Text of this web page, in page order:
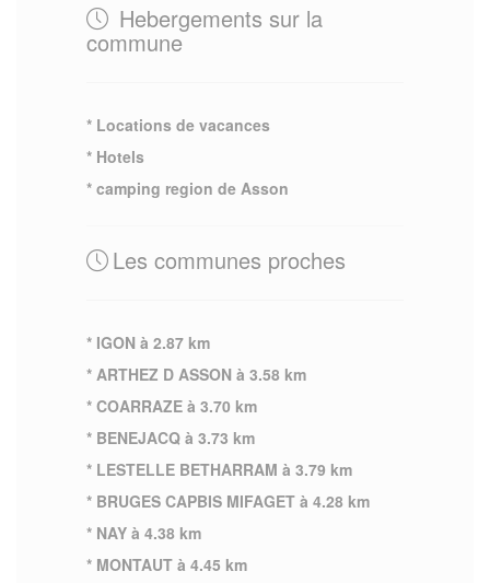
Hebergements sur la
commune
* Locations de vacances
* Hotels
* camping region de Asson
Les communes proches
* IGON à 2.87 km
* ARTHEZ D ASSON à 3.58 km
* COARRAZE à 3.70 km
* BENEJACQ à 3.73 km
* LESTELLE BETHARRAM à 3.79 km
* BRUGES CAPBIS MIFAGET à 4.28 km
* NAY à 4.38 km
* MONTAUT à 4.45 km